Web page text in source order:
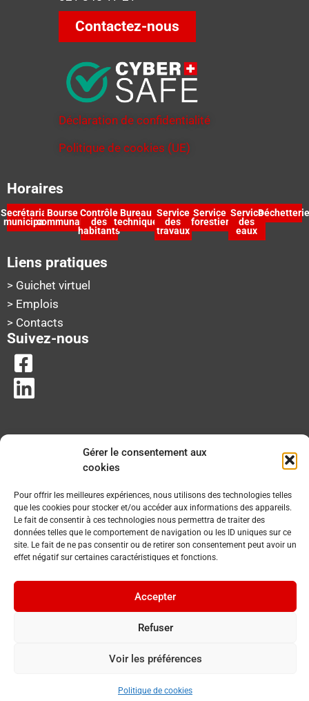
Gérer le consentement aux
cookies
Pour offrir les meilleures expériences, nous utilisons des technologies telles
que les cookies pour stocker et/ou accéder aux informations des appareils.
Le fait de consentir à ces technologies nous permettra de traiter des
données telles que le comportement de navigation ou les ID uniques sur ce
site. Le fait de ne pas consentir ou de retirer son consentement peut avoir un
effet négatif sur certaines caractéristiques et fonctions.
Accepter
Refuser
Voir les préférences
Politique de cookies
Contactez-nous
Déclaration de confidentialité
Politique de cookies (UE)
Horaires
Secrétariat
municipal
Bourse
communale
Contrôle
des
habitants
Bureau
technique
Service
des
travaux
Service
forestier
Service
des
eaux
Déchetterie
Liens pratiques
> Guichet virtuel
> Emplois
> Contacts
Suivez-nous